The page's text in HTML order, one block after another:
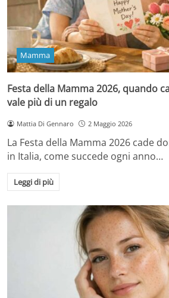
Mamma
Festa della Mamma 2026, quando
vale più di un regalo
Mattia Di Gennaro 2 Maggio 2026
La Festa della Mamma 2026 cade
in Italia, come succede ogni anno…
Leggi di più